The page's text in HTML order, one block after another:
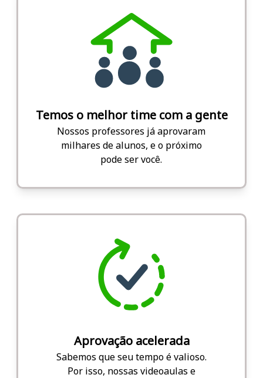
Temos o melhor time com a gente
Nossos professores já aprovaram
milhares de alunos, e o próximo
pode ser você.
Aprovação acelerada
Sabemos que seu tempo é valioso.
Por isso, nossas videoaulas e